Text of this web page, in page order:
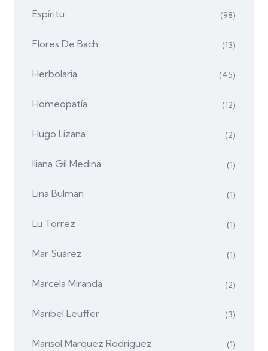
Espíritu (98)
Flores De Bach (13)
Herbolaria (45)
Homeopatía (12)
Hugo Lizana (2)
Iliana Gil Medina (1)
Lina Bulman (1)
Lu Torrez (1)
Mar Suárez (1)
Marcela Miranda (2)
Maribel Leuffer (3)
Marisol Márquez Rodríguez (1)